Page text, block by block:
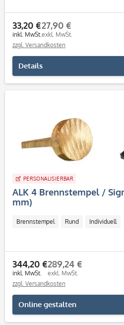
33,20 €
inkl. MwSt.
27,90 €
exkl. MwSt.
zzgl. Versandkosten
Details
PERSONALISIERBAR
ALK 4 Brennstempel /
mm)
Brennstempel Rund Individuell
344,20 €
inkl. MwSt.
289,24 €
exkl. MwSt.
zzgl. Versandkosten
Online gestalten